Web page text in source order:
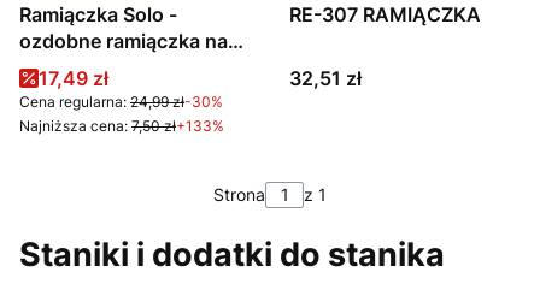
Ramiączka Solo -
ozdobne ramiączka na
dekolt
Cena promocyjna
17,49 zł
Cena regularna: 24,99 zł-30%
Najniższa cena: 7,50 zł+133%
RE-307 RAMIĄCZKA
Cena
32,51 zł
Strona z 1
Staniki i dodatki do stanika